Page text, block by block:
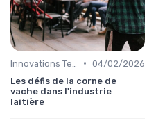
• 04/02/2026
Les défis de la corne de
vache dans l'industrie
laitière